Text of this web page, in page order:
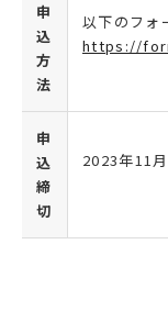
申
込
方
法
以下のフォ
https://
申
込
締
切
2023年11月